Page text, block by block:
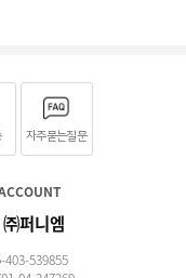
자주묻는질문
퍼니엠
539855